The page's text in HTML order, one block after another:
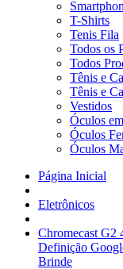
T-Shirts
Tenis Fila
Todos os
Todos
Tênis e
Tênis e
Vestidos
Óculos
Óculos
Óculos
Página Inicial
Eletrônicos
Chromecast G2
Definição
Brinde